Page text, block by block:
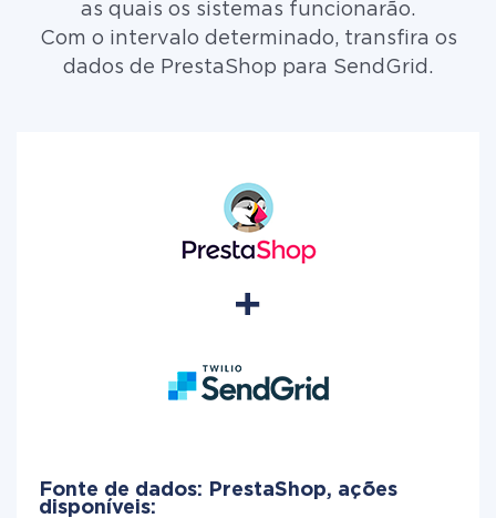
as quais os sistemas funcionarão.
Com o intervalo determinado, transfira os
dados de PrestaShop para SendGrid.
Fonte de dados: PrestaShop, ações
disponíveis: